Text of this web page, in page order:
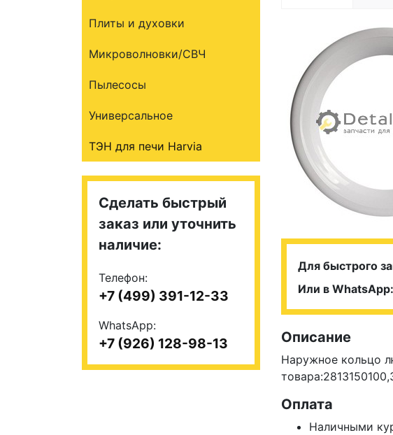
Для быстрого
Или в WhatsApp:
Описание
Наружное кольцо
Оплата
Наличными
Плиты и духовки
Микроволновки/СВЧ
Пылесосы
Универсальное
ТЭН для печи Harvia
Сделать быстрый
заказ или уточнить
наличие:
Телефон:
+7 (499) 391-12-33
WhatsApp:
+7 (926) 128-98-13